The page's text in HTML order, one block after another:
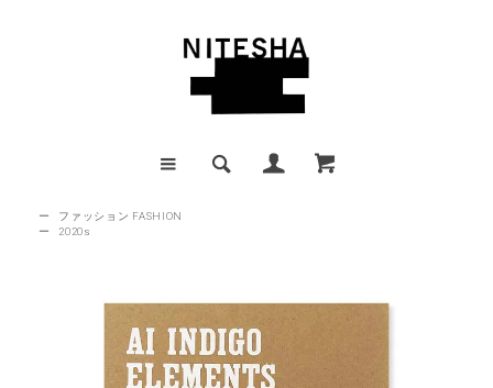
ー
ファッション FASHION
ー
2020s